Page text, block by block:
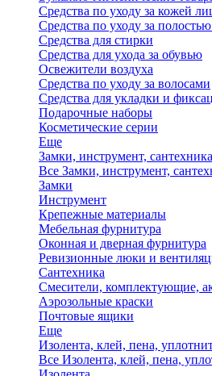
Средства по уходу за кожей
Средства по уходу за полостью
Средства для стирки
Средства для ухода за обувью
Освежители воздуха
Средства по уходу за волосами
Средства для укладки и
Подарочные наборы
Косметические серии
Еще
Замки, инструмент, сантехника
Все Замки, инструмент,
Замки
Инструмент
Крепежные материалы
Мебельная фурнитура
Оконная и дверная фурнитура
Ревизионные люки и
Сантехника
Смесители, комплектующие,
Аэрозольные краски
Почтовые ящики
Еще
Изолента, клей, пена,
Все Изолента, клей, пена,